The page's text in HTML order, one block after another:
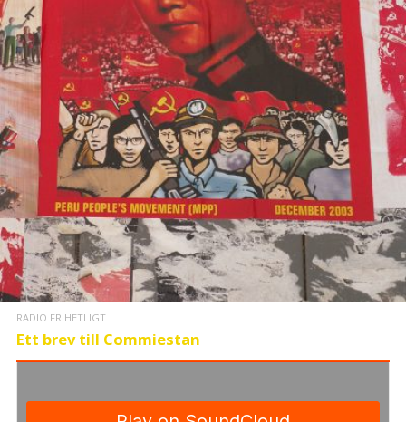
RADIO FRIHETLIGT
Ett brev till Commiestan